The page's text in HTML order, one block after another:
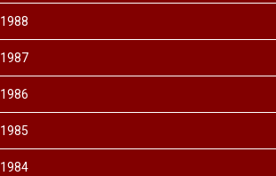
1988
1987
1986
1985
1984